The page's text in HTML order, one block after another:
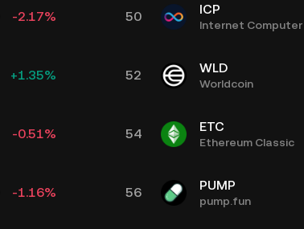
-2.17% 50 ICP
Internet Computer
+1.35% 52 WLD
Worldcoin
-0.51% 54 ETC
Ethereum Classic
-1.16% 56 PUMP
pump.fun